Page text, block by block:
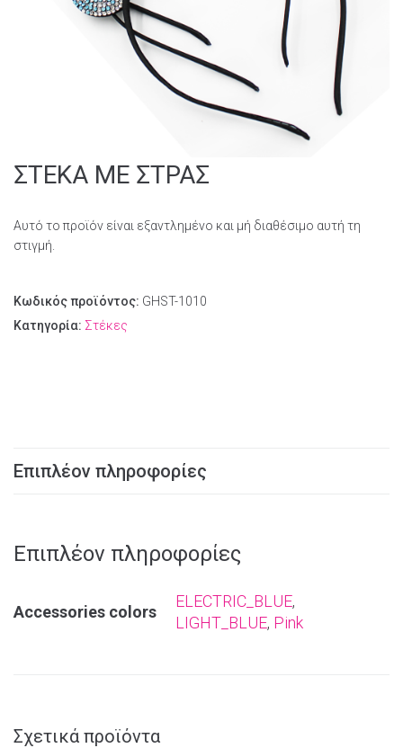
ΣΤΕΚΑ ΜΕ ΣΤΡΑΣ
Αυτό το προϊόν είναι εξαντλημένο και μή διαθέσιμο αυτή τη
στιγμή.
Κωδικός προϊόντος: GHST-1010
Κατηγορία: Στέκες
Επιπλέον πληροφορίες
Επιπλέον πληροφορίες
Αccessories colors
ELECTRIC_BLUE,
LIGHT_BLUE, Pink
Σχετικά προϊόντα